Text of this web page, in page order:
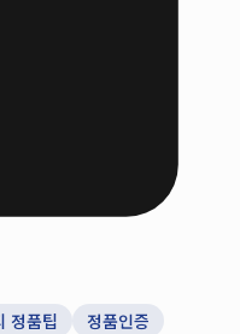
정품팁
정품인증